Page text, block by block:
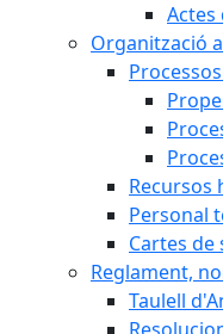
Actes
Organització
Recursos
Personal
Cartes de
Reglament,
Taulell